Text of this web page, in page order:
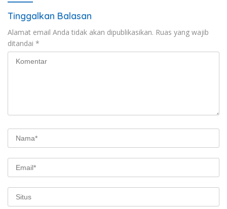
Tinggalkan Balasan
Alamat email Anda tidak akan dipublikasikan. Ruas yang wajib
ditandai *